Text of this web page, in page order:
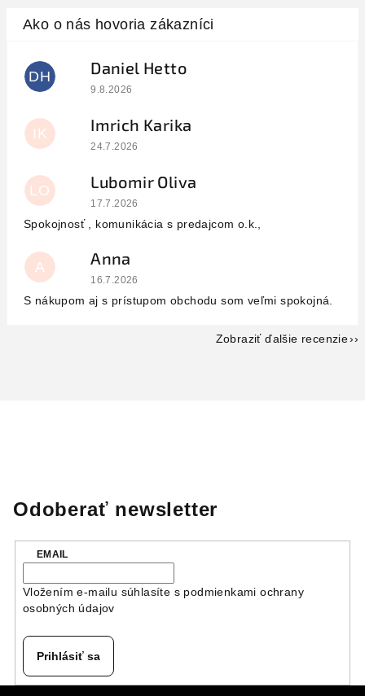
DH Daniel Hetto
Hodnotenie obchodu je 5 z 5 hviezdičiek.
9.8.2026
IK Imrich Karika
Hodnotenie obchodu je 5 z 5 hviezdičiek.
24.7.2026
LO Lubomir Oliva
Hodnotenie obchodu je 5 z 5 hviezdičiek.
17.7.2026
Spokojnosť , komunikácia s predajcom o.k.,
A Anna
Hodnotenie obchodu je 5 z 5 hviezdičiek.
16.7.2026
S nákupom aj s prístupom obchodu som veľmi spokojná.
Zobraziť ďalšie recenzie
Odoberať newsletter
EMAIL
Vložením e-mailu súhlasíte s podmienkami ochrany
osobných údajov
Prihlásiť sa